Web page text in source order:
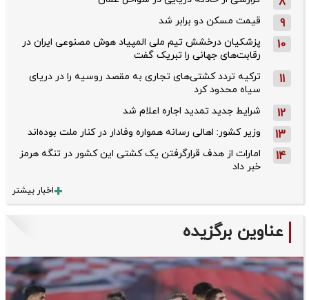
9 قیمت مسکن دو برابر شد
10
پزشکیان درخشش تیم ملی المپیاد هوش مصنوعی ایران در
رقابت‌های جهانی را تبریک گفت
11
ترکیه تردد کشتی‌های تجاری به مقصد روسیه را در دریای
سیاه محدود کرد
12 شرایط جدید تمدید اجاره اعلام شد
13 وزیر کشور: اهالی رسانه همواره وفادار در کنار ملت بوده‌اند
14
امارات از هدف قرارگرفتن یک کشتی این کشور در تنگه هرمز
خبر داد
اخبار بیشتر
عناوین برگزیده